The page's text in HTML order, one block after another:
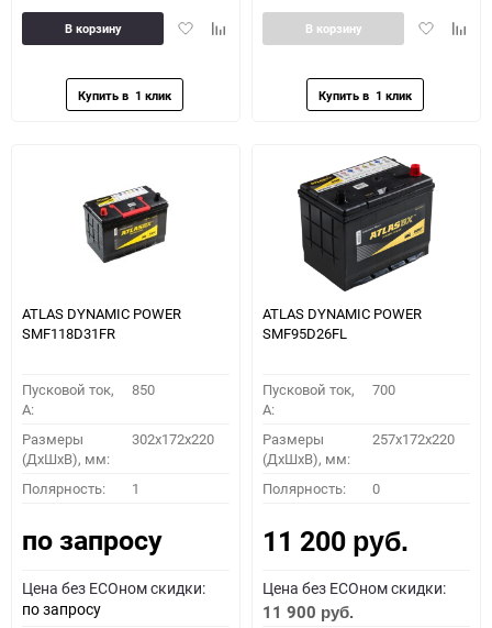
ДобавитьДобавить
В корзину
Добавить
В корзину
ATLAS DYNAMIC POWER
SMF118D31FR
Пусковой ток,
A:
850
Размеры
(ДхШхВ), мм:
302x172x220
Полярность: 1
по запросу
Цена без ECOном скидки:
по запросу
ATLAS DYNAMIC POWER
SMF95D26FL
Пусковой ток,
A:
700
Размеры
(ДхШхВ), мм:
257x172x220
Полярность: 0
11 200 руб.
Цена без ECOном скидки:
11 900 руб.